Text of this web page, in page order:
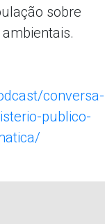
sobre
conversa-
publico-